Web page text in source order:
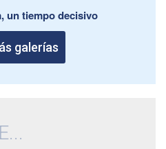
un tiempo decisivo
galerías